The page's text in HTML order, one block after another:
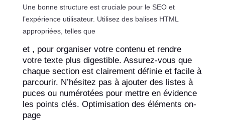
Une bonne structure est cruciale pour le SEO et
l’expérience utilisateur. Utilisez des balises HTML
appropriées, telles que
et , pour organiser votre contenu et rendre
votre texte plus digestible. Assurez-vous que
chaque section est clairement définie et facile à
parcourir. N’hésitez pas à ajouter des listes à
puces ou numérotées pour mettre en évidence
les points clés. Optimisation des éléments on-
page